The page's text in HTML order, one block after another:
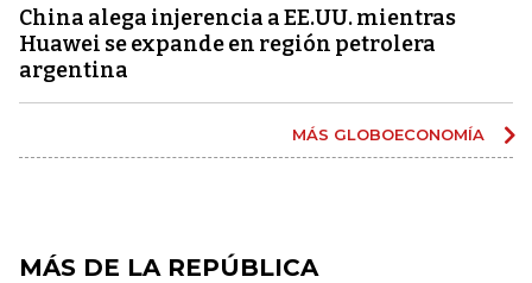
China alega injerencia a EE.UU. mientras
Huawei se expande en región petrolera
argentina
MÁS GLOBOECONOMÍA
MÁS DE LA REPÚBLICA